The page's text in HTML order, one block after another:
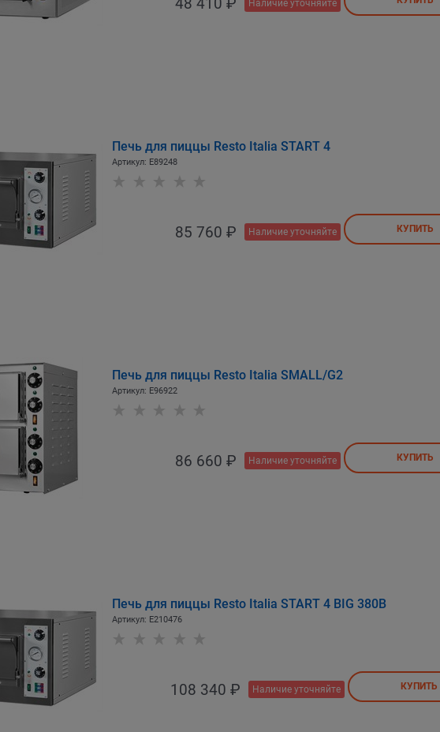
48 410 ₽ Наличие уточняйте
Печь для пиццы Resto Italia START 4
Артикул: E89248
85 760 ₽ Наличие уточняйте КУПИТЬ
Печь для пиццы Resto Italia SMALL/G2
Артикул: E96922
86 660 ₽ Наличие уточняйте КУПИТЬ
Печь для пиццы Resto Italia START 4 BIG 380В
Артикул: E210476
108 340 ₽ Наличие уточняйте КУПИТЬ